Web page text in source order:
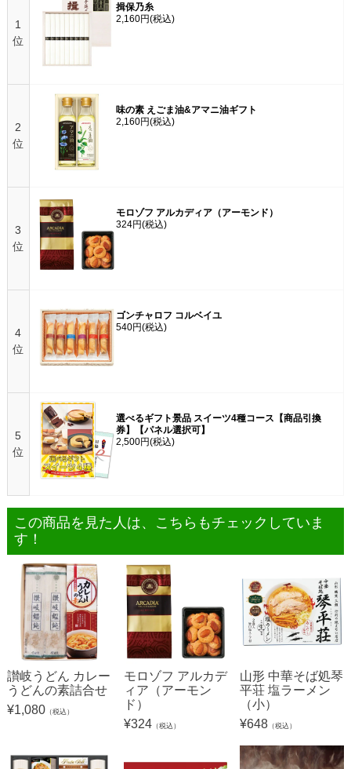
1
位
揖保乃糸
2,160円(税込)
2
位
味の素 えごま油&アマニ油ギフト
2,160円(税込)
3
位
モロゾフ アルカディア（アーモンド）
324円(税込)
4
位
ゴンチャロフ コルベイユ
540円(税込)
5
位
選べるギフト景品 スイーツ4種コース【商品引換
券】【パネル選択可】
2,500円(税込)
この商品を見た人は、こちらもチェックしていま
す！
讃岐うどん カレー
うどんの素詰合せ
¥1,080（税込）
モロゾフ アルカデ
ィア（アーモン
ド）
¥324（税込）
山形 中華そば処琴
平荘 塩ラーメン
（小）
¥648 （税込）